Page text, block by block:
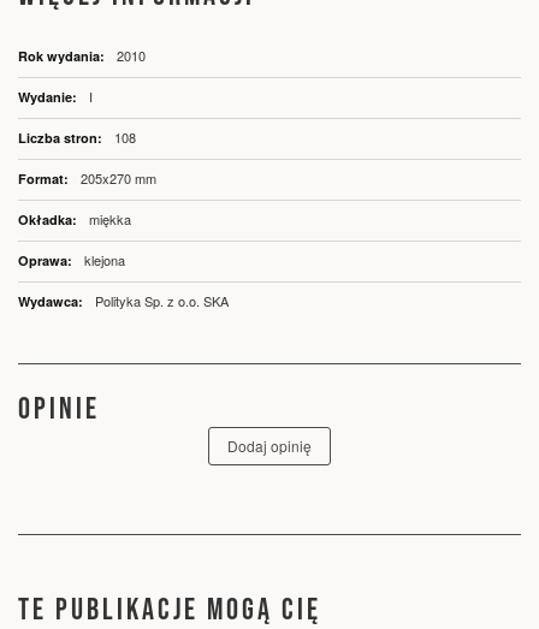
Więcej
informacji
2010
I
108
205x270 mm
miękka
klejona
Polityka Sp. z o.o. SKA
OPINIE
Dodaj opinię
TE PUBLIKACJE MOGĄ CIĘ